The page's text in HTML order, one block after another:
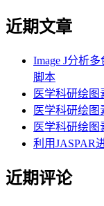
近期文章
Image J分析
脚本
医学科研绘
医学科研绘
医学科研绘
利用JASPAR
近期评论